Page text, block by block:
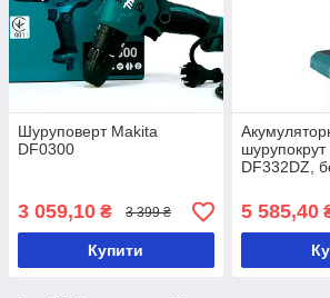
Шуруповерт Makita
DF0300
3 059,10 ₴ 3 399 ₴
Купити
DF332DZ,
5 585,40